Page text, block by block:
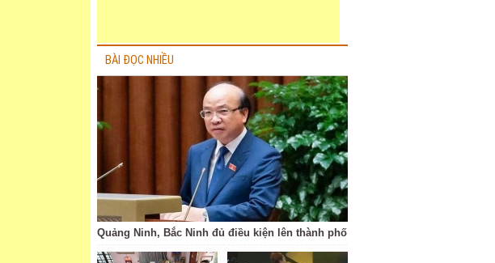
BÀI ĐỌC NHIỀU
Quảng Ninh, Bắc Ninh đủ điều kiện lên thành phố